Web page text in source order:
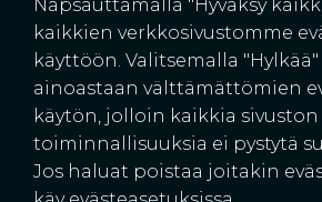
© 2026 Suomen Rakennussuojat Oy
Napsauttamalla "Hyväksy
kaikkien verkkosivustomme
käyttöön. Valitsemalla
ainoastaan välttämättömien
käytön, jolloin kaikkia sivuston
toiminnallisuuksia ei pystytä
Jos haluat poistaa joitakin